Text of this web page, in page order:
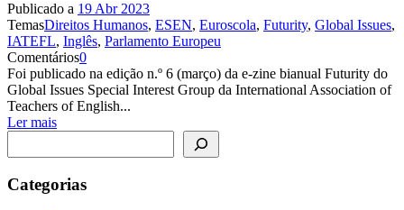
Publicado a 19 Abr 2023
TemasDireitos Humanos, ESEN, Euroscola, Futurity, Global Issues,
IATEFL, Inglês, Parlamento Europeu
Comentários0
Foi publicado na edição n.º 6 (março) da e-zine bianual Futurity do
Global Issues Special Interest Group da International Association of
Teachers of English...
Ler mais
Categorias